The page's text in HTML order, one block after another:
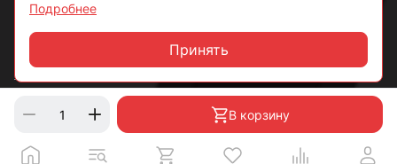
В корзину
Политика конфиденциальности
Согласие на обработку данных
Пользовательское соглашение
Подробнее
Принять
Чат